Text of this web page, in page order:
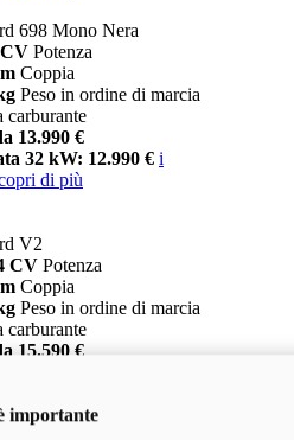
698 Mono Nera
Potenza
Coppia
Peso in ordine di marcia
carburante
13.990 €
32 kW: 12.990 € i
di più
V2
CV Potenza
Coppia
Peso in ordine di marcia
carburante
15.590 €
importante